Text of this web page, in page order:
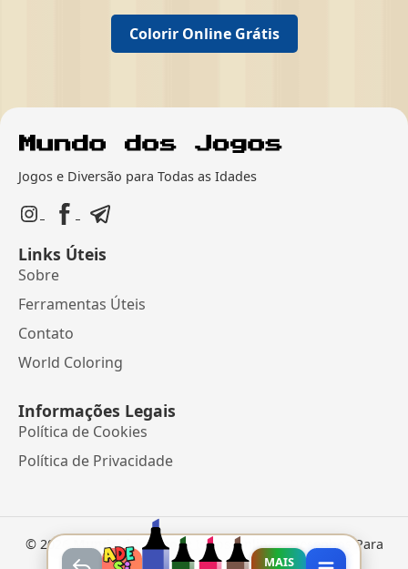
Colorir Online Grátis
Jogos e Diversão para Todas as Idades
Links Úteis
Sobre
Ferramentas Úteis
Contato
World Coloring
Informações Legais
Política de Cookies
Política de Privacidade
© 2026 Mundo dos Jogos• Jogos Online e Desenhos Para
Colorir
MAIS